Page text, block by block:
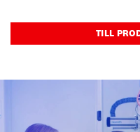
TILL